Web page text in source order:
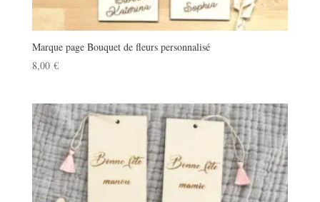
Marque page Bouquet de fleurs personnalisé
8,00 €